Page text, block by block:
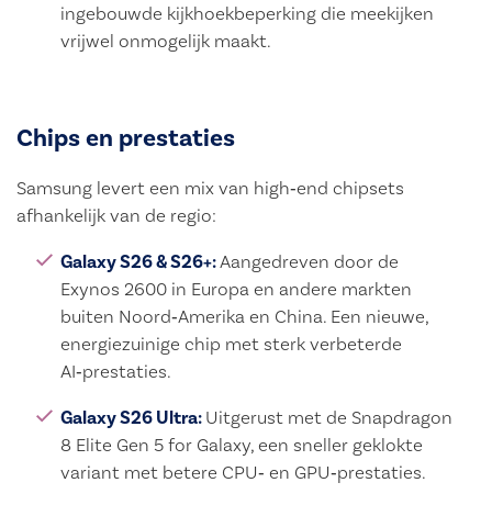
ingebouwde kijkhoekbeperking die meekijken
vrijwel onmogelijk maakt.
Chips en prestaties
Samsung levert een mix van high‑end chipsets
afhankelijk van de regio:
Galaxy S26 & S26+:Aangedreven door de
Exynos 2600 in Europa en andere markten
buiten Noord‑Amerika en China. Een nieuwe,
energiezuinige chip met sterk verbeterde
AI‑prestaties.
Galaxy S26 Ultra:Uitgerust met de Snapdragon
8 Elite Gen 5 for Galaxy, een sneller geklokte
variant met betere CPU‑ en GPU‑prestaties.